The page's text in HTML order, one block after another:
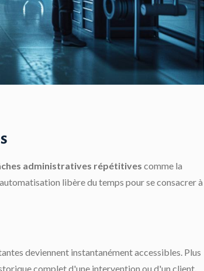
administratives répétitives comme la
libère du temps pour se consacrer à
deviennent instantanément accessibles. Plus
complet d'une intervention ou d'un client.